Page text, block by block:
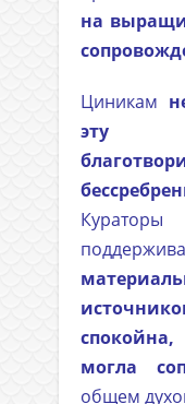
на
Циникам
эту
спокойна,
могла
общем